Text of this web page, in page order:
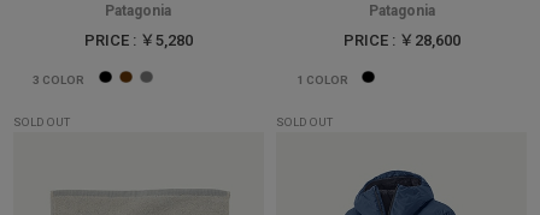
Patagonia
PRICE : ￥5,280
3 COLOR
Patagonia
PRICE : ￥28,600
1 COLOR
SOLD OUT SOLD OUT